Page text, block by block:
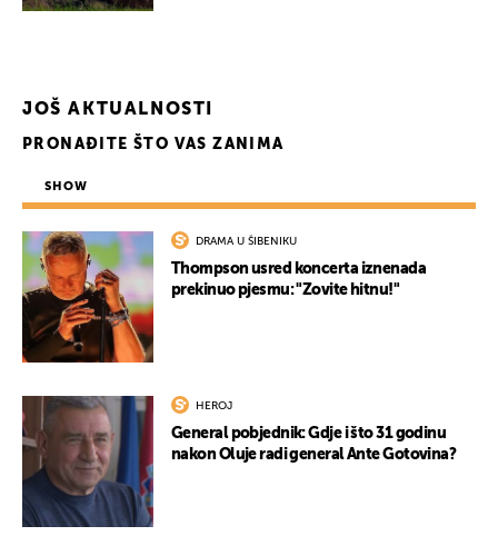
JOŠ AKTUALNOSTI
PRONAĐITE ŠTO VAS ZANIMA
SHOW
DRAMA U ŠIBENIKU
Thompson usred koncerta iznenada
prekinuo pjesmu: "Zovite hitnu!"
HEROJ
General pobjednik: Gdje i što 31 godinu
nakon Oluje radi general Ante Gotovina?